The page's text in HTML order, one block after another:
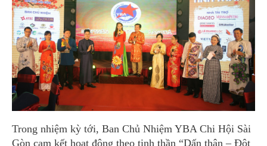
Trong nhiệm kỳ tới, Ban Chủ Nhiệm YBA Chi Hội Sài
Gòn cam kết hoạt động theo tinh thần “Dấn thân – Đột